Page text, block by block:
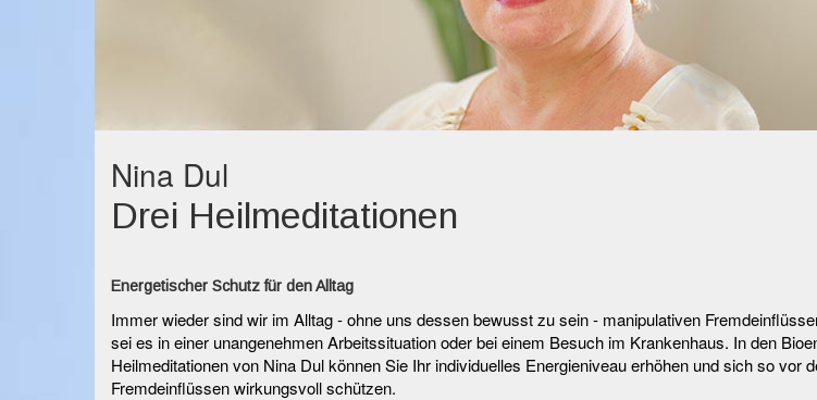
Nina Dul
Drei Heilmeditationen
Energetischer Schutz für den Alltag
Immer wieder sind wir im Alltag - ohne uns dessen bewusst zu sein - manipulativen
sei es in einer unangenehmen Arbeitssituation oder bei einem Besuch im Krankenhaus. In den
Heilmeditationen von Nina Dul können Sie Ihr individuelles Energieniveau erhöhen und sich so vor
Fremdeinflüssen wirkungsvoll schützen.